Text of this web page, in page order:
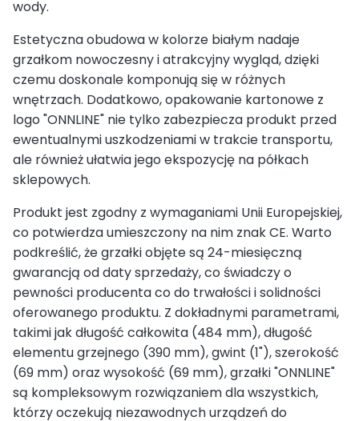
wody.
Estetyczna obudowa w kolorze białym nadaje
grzałkom nowoczesny i atrakcyjny wygląd, dzięki
czemu doskonale komponują się w różnych
wnętrzach. Dodatkowo, opakowanie kartonowe z
logo "ONNLINE" nie tylko zabezpiecza produkt przed
ewentualnymi uszkodzeniami w trakcie transportu,
ale również ułatwia jego ekspozycję na półkach
sklepowych.
Produkt jest zgodny z wymaganiami Unii Europejskiej,
co potwierdza umieszczony na nim znak CE. Warto
podkreślić, że grzałki objęte są 24-miesięczną
gwarancją od daty sprzedaży, co świadczy o
pewności producenta co do trwałości i solidności
oferowanego produktu. Z dokładnymi parametrami,
takimi jak długość całkowita (484 mm), długość
elementu grzejnego (390 mm), gwint (1"), szerokość
(69 mm) oraz wysokość (69 mm), grzałki "ONNLINE"
są kompleksowym rozwiązaniem dla wszystkich,
którzy oczekują niezawodnych urządzeń do